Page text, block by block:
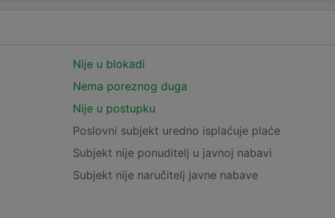
Nije u blokadi
Nema poreznog duga
Nije u postupku
Poslovni subjekt uredno isplaćuje plaće
Subjekt nije ponuditelj u javnoj nabavi
Subjekt nije naručitelj javne nabave